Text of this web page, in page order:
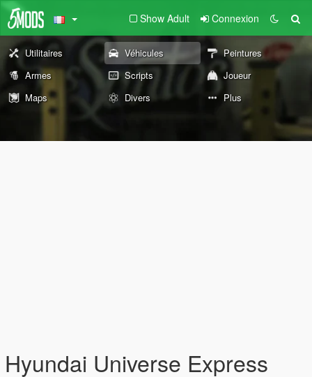
Show Adult Connexion
Utilitaires Véhicules
Peintures
Armes
Scripts
Joueur
Maps
Divers Plus
Hyundai Universe Express